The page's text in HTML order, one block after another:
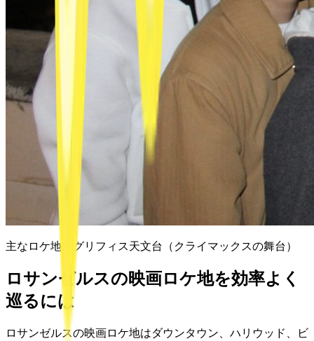
主なロケ地： グリフィス天文台（クライマックスの舞台）
ロサンゼルスの映画ロケ地を効率よく
巡るには
ロサンゼルスの映画ロケ地はダウンタウン、ハリウッド、ビ